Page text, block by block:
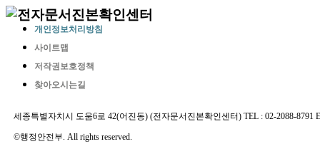
개인정보처리방침
사이트맵
저작권보호정책
찾아오시는길
세종특별자치시 도움6로 42(어진동) (전자문서진본확인센터) TEL : 02-2088-8791
©행정안전부. All rights reserved.